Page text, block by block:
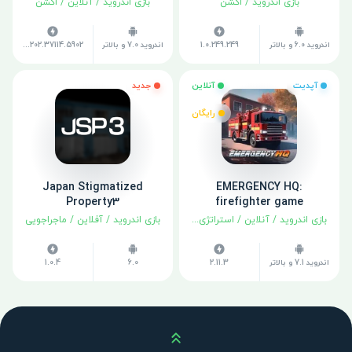
اندروید 6.0 و بالاتر 1.0.249.249 اندروید 7.0 و بالاتر v1.202.37114.5902
آپدیت آنلاین
رایگان
EMERGENCY HQ:
firefighter game
بازی اندروید / آنلاین / استراتژی/ شبیه سازی
اندروید 7.1 و بالاتر 2.11.3
جدید
Japan Stigmatized
Property3
بازی اندروید / آفلاین / ماجراجویی
6.0
1.0.4
بالا